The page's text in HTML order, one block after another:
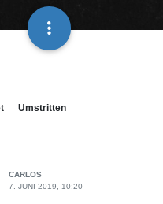
Umstritten
CARLOS
7. JUNI 2019, 10:20